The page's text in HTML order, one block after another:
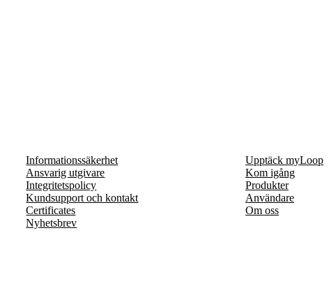
Informationssäkerhet
Ansvarig utgivare
Integritetspolicy
Kundsupport och kontakt
Certificates
Nyhetsbrev
Upptäck myLoop
Kom igång
Produkter
Användare
Om oss